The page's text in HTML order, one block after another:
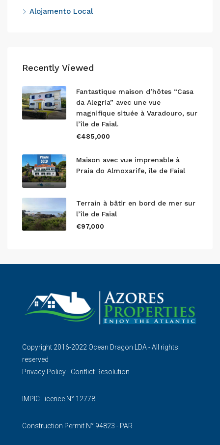
Alojamento Local
Recently Viewed
Fantastique maison d’hôtes “Casa
da Alegria” avec une vue
magnifique située à Varadouro, sur
l’île de Faial.
€485,000
Maison avec vue imprenable à
Praia do Almoxarife, île de Faial
Terrain à bâtir en bord de mer sur
l’île de Faial
€97,000
Copyright 2016-2022 Ocean Dragon LDA - All rights
reserved
Privacy Policy- Conflict Resolution
IMPIC Licence N° 12778
Construction Permit N° 94823 - PAR